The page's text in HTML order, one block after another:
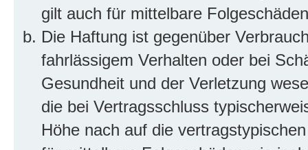
gilt auch für mittelbare
Die Haftung ist gegenüber
fahrlässigem Verhalten oder bei
Gesundheit und der Verletzung
die bei Vertragsschluss
Höhe nach auf die